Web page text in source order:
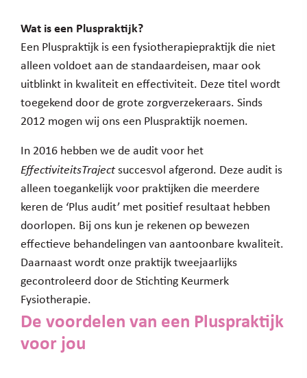
Wat is een Pluspraktijk?
Een Pluspraktijk is een fysiotherapiepraktijk die niet
alleen voldoet aan de standaardeisen, maar ook
uitblinkt in kwaliteit en effectiviteit. Deze titel wordt
toegekend door de grote zorgverzekeraars. Sinds
2012 mogen wij ons een Pluspraktijk noemen.
In 2016 hebben we de audit voor het
EffectiviteitsTrajectsuccesvol afgerond. Deze audit is
alleen toegankelijk voor praktijken die meerdere
keren de ‘Plus audit’ met positief resultaat hebben
doorlopen. Bij ons kun je rekenen op bewezen
effectieve behandelingen van aantoonbare kwaliteit.
Daarnaast wordt onze praktijk tweejaarlijks
gecontroleerd door de Stichting Keurmerk
Fysiotherapie.
De voordelen van een Pluspraktijk
voor jou